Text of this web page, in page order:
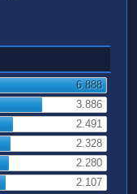
6.888
3.886
2.491
2.328
2.280
2.107